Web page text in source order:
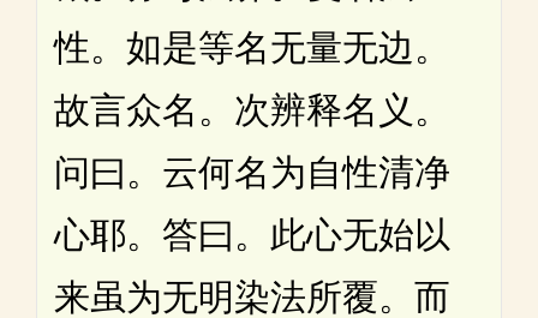
性。如是等名无量无边。
故言众名。次辨释名义。
问曰。云何名为自性清净
心耶。答曰。此心无始以
来虽为无明染法所覆。而